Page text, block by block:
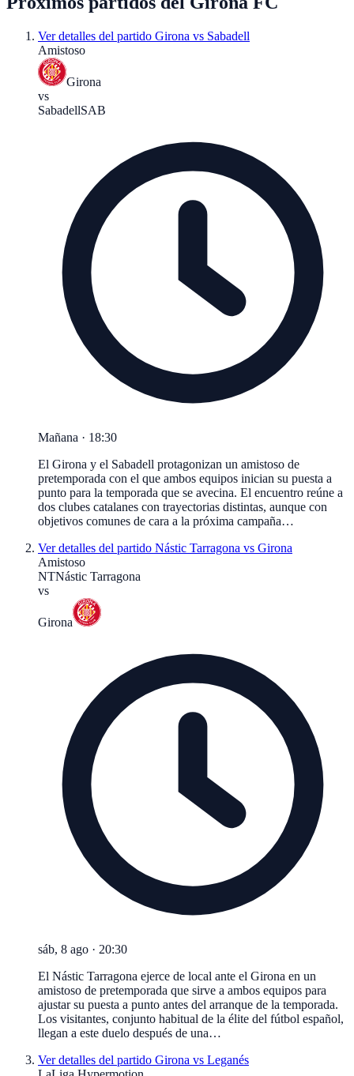
Ver detalles del partido Girona vs Sabadell
Amistoso
Girona
vs
SabadellSAB
Mañana · 18:30
El Girona y el Sabadell protagonizan un amistoso de
pretemporada con el que ambos equipos inician su puesta a
punto para la temporada que se avecina. El encuentro reúne a
dos clubes catalanes con trayectorias distintas, aunque con
objetivos comunes de cara a la próxima campaña…
Ver detalles del partido Nástic Tarragona vs Girona
Amistoso
NTNástic Tarragona
vs
Girona
sáb, 8 ago · 20:30
El Nástic Tarragona ejerce de local ante el Girona en un
amistoso de pretemporada que sirve a ambos equipos para
ajustar su puesta a punto antes del arranque de la temporada.
Los visitantes, conjunto habitual de la élite del fútbol español,
llegan a este duelo después de una…
Ver detalles del partido Girona vs Leganés